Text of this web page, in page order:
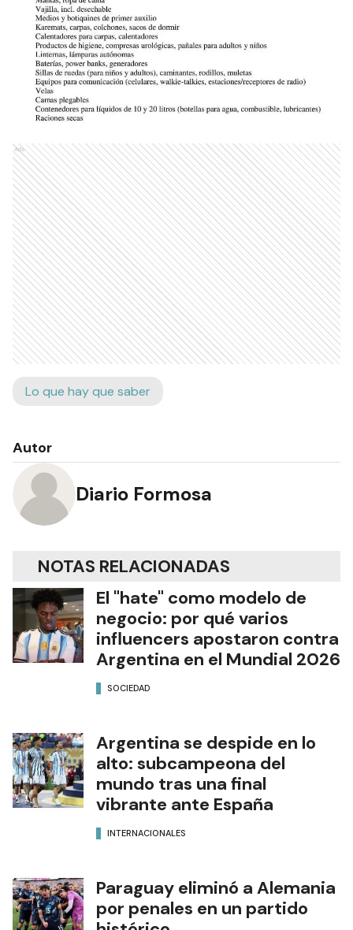
Ads
Lo que hay que saber
Autor
Diario Formosa
NOTAS RELACIONADAS
El "hate" como modelo de
negocio: por qué varios
influencers apostaron contra
Argentina en el Mundial 2026
SOCIEDAD
Argentina se despide en lo
alto: subcampeona del
mundo tras una final
vibrante ante España
INTERNACIONALES
Paraguay eliminó a Alemania
por penales en un partido